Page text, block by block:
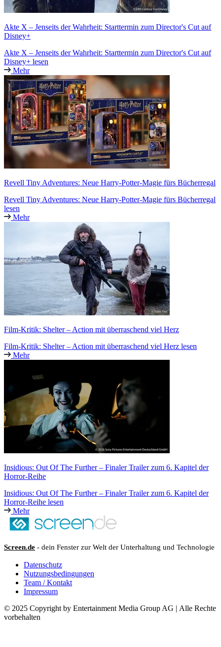
Akte X – Jenseits der Wahrheit: Starttermin zum Director's Cut auf
Disney+
Akte X – Jenseits der Wahrheit: Starttermin zum Director's Cut auf
Disney+ lesen
Mehr
Revell Tiny Adventures: Neue Harry-Potter-Magie fürs Bücherregal
Revell Tiny Adventures: Neue Harry-Potter-Magie fürs Bücherregal
lesen
Mehr
Film-Kritik: Shelter – Action mit überraschend viel Herz
Film-Kritik: Shelter – Action mit überraschend viel Herz lesen
Mehr
Insidious: Out Of The Further – Finaler Trailer zum 6. Kapitel der
Horror-Reihe
Insidious: Out Of The Further – Finaler Trailer zum 6. Kapitel der
Horror-Reihe lesen
Mehr
Screen.de - dein Fenster zur Welt der Unterhaltung und Technologie
Datenschutz
Nutzungsbedingungen
Team / Kontakt
Impressum
© 2025 Copyright by Entertainment Media Group AG | Alle Rechte
vorbehalten